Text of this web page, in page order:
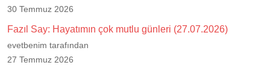
30 Temmuz 2026
Fazıl Say: Hayatımın çok mutlu günleri (27.07.2026)
evetbenim tarafından
27 Temmuz 2026